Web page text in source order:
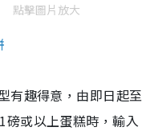
點擊圖片放大
有趣得意， 由即日起至
1磅或以上蛋糕時，輸入